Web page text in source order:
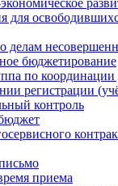
для
делам
бюджетирование
по
регистрации
контроль
приема